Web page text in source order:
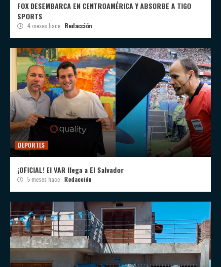
FOX DESEMBARCA EN CENTROAMÉRICA Y ABSORBE A TIGO
SPORTS
4 meses hace Redacción
DEPORTES
¡OFICIAL! El VAR llega a El Salvador
5 meses hace Redacción